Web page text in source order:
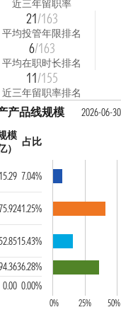
近三年留职率
21/163
平均投管年限排名
6/163
平均在职时长排名
11/155
近三年留职率排名
产品线规模
2026-06-30
模
）
占比
7.04%
41.25%
15.43%
36.28%
0.00 0.00%
0% 25% 50%